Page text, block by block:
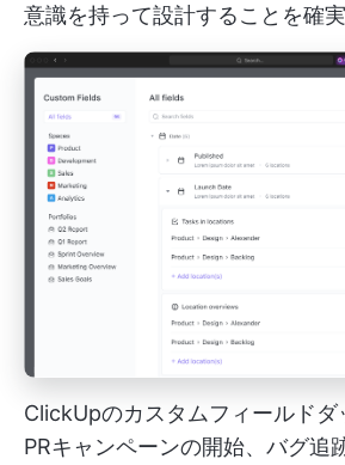
意識を持って設計することを確実
ClickUpのカスタムフィールドダ
PRキャンペーンの開始、バグ追